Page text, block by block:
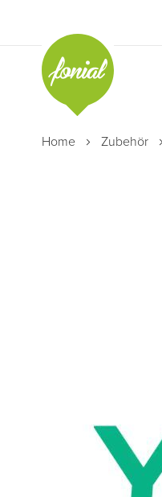
zum
Inhalt
Home Zubehör